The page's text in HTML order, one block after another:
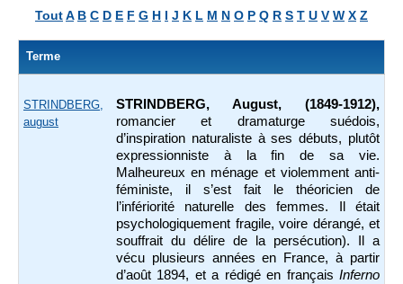
ToutA B C D E F G H I J K L M N O P Q R S T U V W X Z
Terme
STRINDBERG,
august
STRINDBERG, August, (1849-1912),
romancier et dramaturge suédois,
d’inspiration naturaliste à ses débuts, plutôt
expressionniste à la fin de sa vie.
Malheureux en ménage et violemment anti-
féministe, il s’est fait le théoricien de
l’infériorité naturelle des femmes. Il était
psychologiquement fragile, voire dérangé, et
souffrait du délire de la persécution). Il a
vécu plusieurs années en France, à partir
d’août 1894, et a rédigé en français Inferno